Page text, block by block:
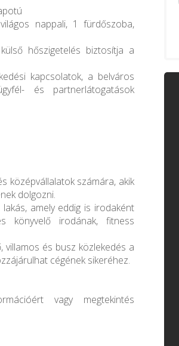
nappali, 1 fürdőszoba,
hőszigetelés biztosítja a
kapcsolatok, a belváros
és partnerlátogatások
középvállalatok számára, akik
dolgozni.
amely eddig is irodaként
könyvelő irodának, fitness
villamos és busz közlekedés a
cégének sikeréhez.
vagy megtekintés